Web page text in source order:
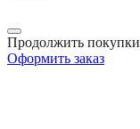
Продолжить покупки
Оформить заказ